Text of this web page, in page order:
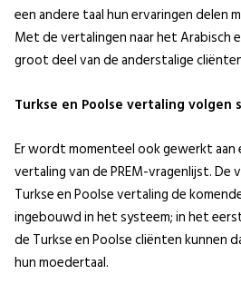
een andere taal hun ervaringen delen
Met de vertalingen naar het Arabisch
groot deel van de anderstalige
Turkse en Poolse vertaling volgen
Er wordt momenteel ook gewerkt aan
vertaling van de PREM-vragenlijst. De
Turkse en Poolse vertaling de
ingebouwd in het systeem; in het
de Turkse en Poolse cliënten kunnen
hun moedertaal.